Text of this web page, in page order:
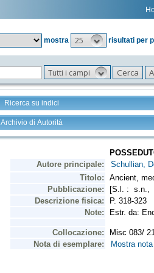
mostra
25 risultati per
Tutti i campi
Ricerca su indici
Archivio di Autorità